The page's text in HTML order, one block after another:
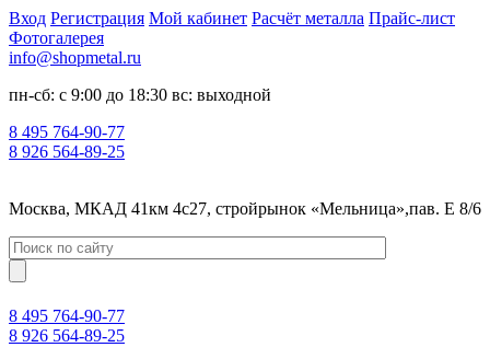
Вход Регистрация Мой кабинет Расчёт металла Прайс-лист
Фотогалерея
info@shopmetal.ru
пн-сб: с 9:00 до 18:30 вс: выходной
8 495 764-90-77
8 926 564-89-25
Москва, МКАД 41км 4с27, стройрынок «Мельница»,пав. Е 8/6
8 495 764-90-77
8 926 564-89-25